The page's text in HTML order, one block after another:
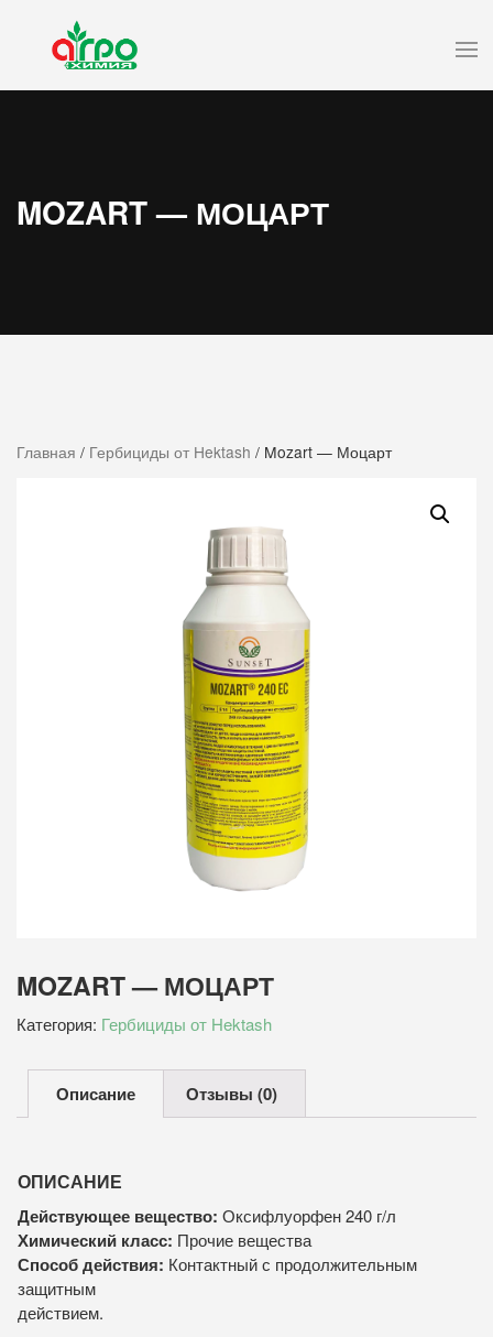
MOZART — МОЦАРТ
Главная / Гербициды от Hektash / Mozart — Моцарт
MOZART — МОЦАРТ
Категория: Гербициды от Hektash
Описание Отзывы (0)
ОПИСАНИЕ
Действующее вещество: Оксифлуорфен 240 г/л
Химический класс: Прочие вещества
Способ действия: Контактный с продолжительным
защитным
действием.